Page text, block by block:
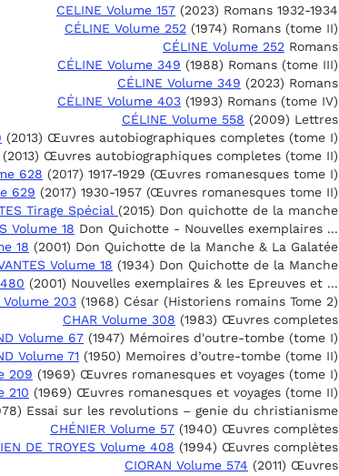
CELINE Volume 157 (2023) Romans 1932-1934
CÉLINE Volume 252 (1974) Romans (tome II)
CÉLINE Volume 252 Romans
CÉLINE Volume 349 (1988) Romans (tome III)
CÉLINE Volume 349 (2023) Romans
CÉLINE Volume 403 (1993) Romans (tome IV)
CÉLINE Volume 558 (2009) Lettres
(2013) Œuvres autobiographiques completes (tome I)
(2013) Œuvres autobiographiques completes (tome II)
628 (2017) 1917-1929 (Œuvres romanesques tome I)
629 (2017) 1930-1957 (Œuvres romanesques tome II)
Tirage Spécial (2015) Don quichotte de la manche
Volume 18 Don Quichotte - Nouvelles exemplaires ...
18 (2001) Don Quichotte de la Manche & La Galatée
Volume 18 (1934) Don Quichotte de la Manche
(2001) Nouvelles exemplaires & les Epreuves et ...
Volume 203 (1968) César (Historiens romains Tome 2)
CHAR Volume 308 (1983) Œuvres completes
Volume 67 (1947) Mémoires d'outre-tombe (tome I)
Volume 71 (1950) Memoires d’outre-tombe (tome II)
209 (1969) Œuvres romanesques et voyages (tome I)
210 (1969) Œuvres romanesques et voyages (tome II)
Essai sur les revolutions – genie du christianisme
CHÉNIER Volume 57 (1940) Œuvres complètes
DE TROYES Volume 408 (1994) Œuvres complètes
CIORAN Volume 574 (2011) Œuvres